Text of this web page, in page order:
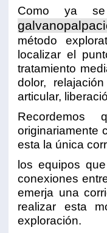
Como ya
método
localizar el
tratamiento
dolor,
articular,
originariamente
esta la única
los equipos
conexiones
emerja una
realizar esta
exploración.